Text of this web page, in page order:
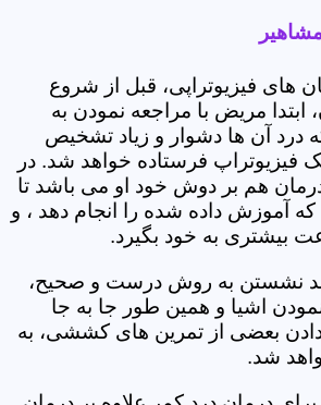
های فیزیوتراپی، قبل از شروع
مریض با مراجعه نمودن به
آن ها دشوار و زیاد تشخیص
فیزیوتراپ فرستاده خواهد شد. در
هم بر دوش خود او می باشد تا
آموزش داده شده را انجام دهد ، و
بیشتری به خود بگیرد.
نشستن به روش درست و صحیح،
اشیا و همین طور جا به جا
دادن بعضی از تمرین های کششی، به
شد.